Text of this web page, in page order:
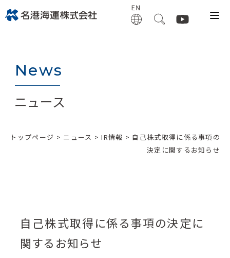
News
ニュース
トップページ > ニュース >IR情報 > 自己株式取得に係る事項の
決定に関するお知らせ
自己株式取得に係る事項の決定に
関するお知らせ